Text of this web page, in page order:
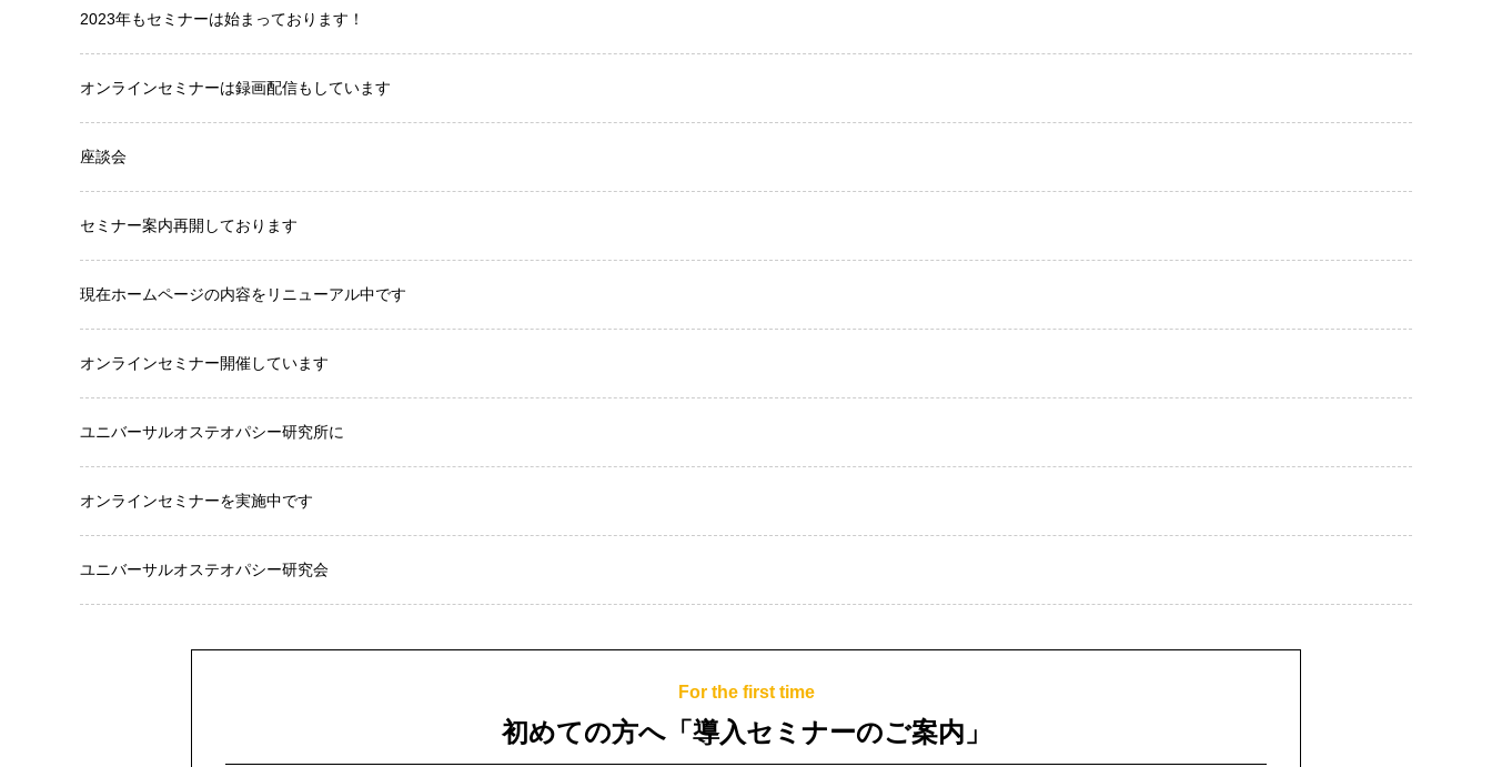
2023年もセミナーは始まっております！
オンラインセミナーは録画配信もしています
座談会
セミナー案内再開しております
現在ホームページの内容をリニューアル中です
オンラインセミナー開催しています
ユニバーサルオステオパシー研究所に
オンラインセミナーを実施中です
ユニバーサルオステオパシー研究会
For the first time
初めての方へ「導入セミナーのご案内」